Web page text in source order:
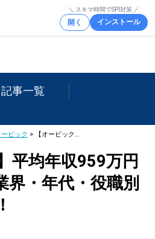
＼ スキマ時間でSPI対策 ／
開く インストール
記事一覧
ビック > 【オービック】平均年収959万円｜年収推移・業界・年代・役職別など徹底解説！
平均年収959万円
界・年代・役職別